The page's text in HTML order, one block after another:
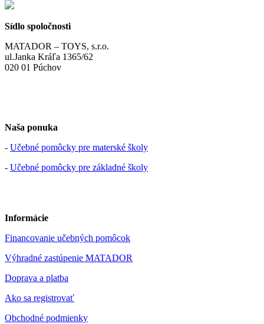
Sídlo spoločnosti
MATADOR – TOYS, s.r.o.
ul.Janka Kráľa 1365/62
020 01 Púchov
Naša ponuka
- Učebné pomôcky pre materské školy
- Učebné pomôcky pre základné školy
Informácie
Financovanie učebných pomôcok
Výhradné zastúpenie MATADOR
Doprava a platba
Ako sa registrovať
Obchodné podmienky